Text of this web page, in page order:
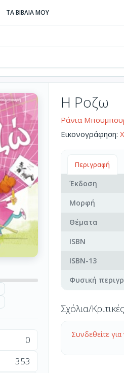
ΤΑ ΒΙΒΛΙΑ ΜΟΥ
0
353
Η Ροζω
Ράνια
Εικονογράφηση:
Περιγραφή
Έκδοση
Μορφή
Θέματα
ISBN
ISBN-13
Φυσική
Σχόλια/Κριτικές
Συνδεθείτε για